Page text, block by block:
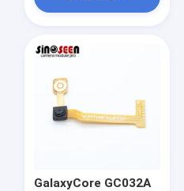
dell'OEM
GalaxyCore GC032A